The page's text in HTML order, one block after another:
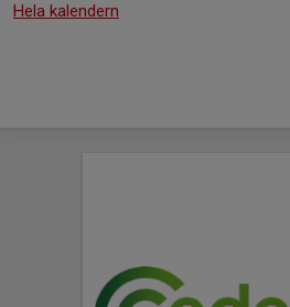
Hela kalendern